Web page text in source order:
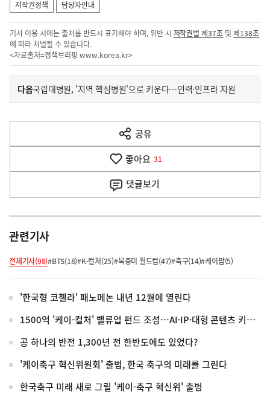
저작권정책 담당자안내
기사 이용 시에는 출처를 반드시 표기해야 하며, 위반 시 저작권법 제37조 및제138조
에 따라 처벌될 수 있습니다.
<자료출처=정책브리핑 www.korea.kr>
이
전
다
음
다음기
사
국립대병원, '지역 핵심병원'으로 키운다…인력·인프라 지원
공유
열
기
좋아요 31
댓글보기
관련기사
전체기사(98)#BTS(18)#K-컬처(25)#북중미 월드컵(47)#축구(14)#케이팝(5)
'한국형 코첼라' 패노메논 내년 12월에 열린다
1500억 '케이-컬처' 밸류업 펀드 조성…AI·IP·대형 콘텐츠 키운다
공 하나의 반전 1,300년 전 한반도에도 있었다?
'케이축구 혁신위원회' 출범, 한국 축구의 미래를 그린다
한국축구 미래 새로 그릴 '케이-축구 혁신위' 출범